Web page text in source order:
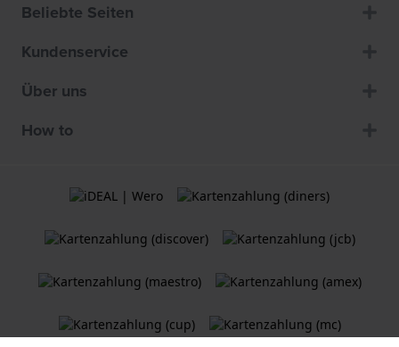
Beliebte Seiten
Kundenservice
Über uns
How to